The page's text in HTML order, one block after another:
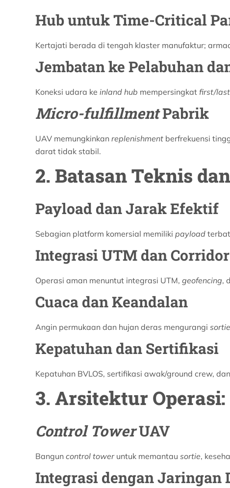
Hub untuk Time-Critical
Kertajati berada di tengah klaster manufaktur;
Jembatan ke Pelabuhan
Koneksi udara ke inland hub mempersingkat first/
Micro-fulfillmentPabrik
UAV memungkinkan replenishment berfrekuensi
darat tidak stabil.
2. Batasan Teknis
Payload dan Jarak Efektif
Sebagian platform komersial memiliki payload
Integrasi UTM dan
Operasi aman menuntut integrasi UTM, geofencing,
Cuaca dan Keandalan
Angin permukaan dan hujan deras mengurangi
Kepatuhan dan Sertifikasi
Kepatuhan BVLOS, sertifikasi awak/ground crew, dan
3. Arsitektur Operasi:
Control TowerUAV
Bangun control toweruntuk memantau sortie,
Integrasi dengan Jaringan